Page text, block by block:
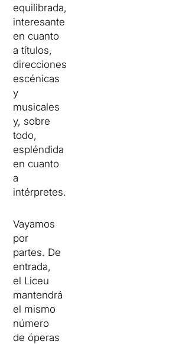
equilibrada,
interesante
en cuanto
a títulos,
direcciones
escénicas
y
musicales
y, sobre
todo,
espléndida
en cuanto
a
intérpretes.
Vayamos
por
partes. De
entrada,
el Liceu
mantendrá
el mismo
número
de óperas